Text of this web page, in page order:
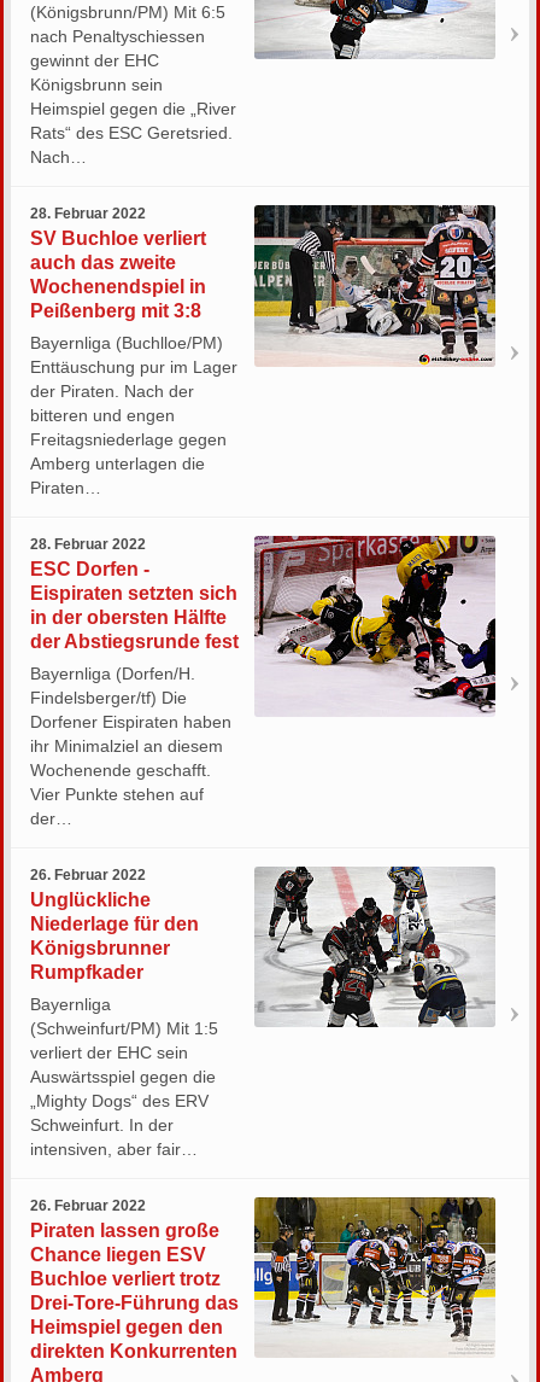
(Königsbrunn/PM) Mit 6:5
nach Penaltyschiessen
gewinnt der EHC
Königsbrunn sein
Heimspiel gegen die „River
Rats“ des ESC Geretsried.
Nach…
28. Februar 2022
SV Buchloe verliert
auch das zweite
Wochenendspiel in
Peißenberg mit 3:8
Bayernliga (Buchlloe/PM)
Enttäuschung pur im Lager
der Piraten. Nach der
bitteren und engen
Freitagsniederlage gegen
Amberg unterlagen die
Piraten…
28. Februar 2022
ESC Dorfen -
Eispiraten setzten sich
in der obersten Hälfte
der Abstiegsrunde fest
Bayernliga (Dorfen/H.
Findelsberger/tf) Die
Dorfener Eispiraten haben
ihr Minimalziel an diesem
Wochenende geschafft.
Vier Punkte stehen auf
der…
26. Februar 2022
Unglückliche
Niederlage für den
Königsbrunner
Rumpfkader
Bayernliga
(Schweinfurt/PM) Mit 1:5
verliert der EHC sein
Auswärtsspiel gegen die
„Mighty Dogs“ des ERV
Schweinfurt. In der
intensiven, aber fair…
26. Februar 2022
Piraten lassen große
Chance liegen ESV
Buchloe verliert trotz
Drei-Tore-Führung das
Heimspiel gegen den
direkten Konkurrenten
Amberg